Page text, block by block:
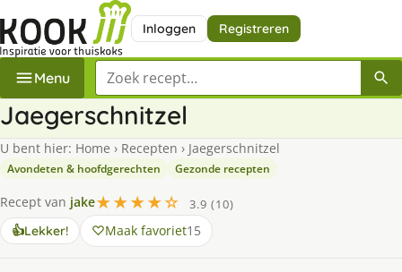
Inloggen Registreren
Menu Zoek een recept
Jaegerschnitzel
U bent hier: Home › Recepten › Jaegerschnitzel
Avondeten & hoofdgerechten Gezonde recepten
Recept van jake★★★★☆
3.9 (10)
👍Lekker! Maak favoriet15